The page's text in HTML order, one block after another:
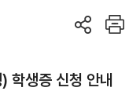
학생증 신청 안내